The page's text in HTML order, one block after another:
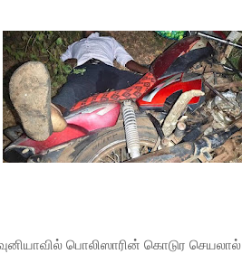
பொலிஸாரின் கொடுர